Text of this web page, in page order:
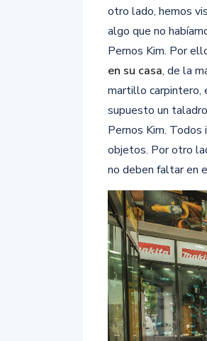
otro lado, hemos
algo que no
Pernos Kim. Por
en su casa, de la
martillo carpintero,
supuesto un
Pernos Kim. Todos
objetos. Por otro
no deben faltar en